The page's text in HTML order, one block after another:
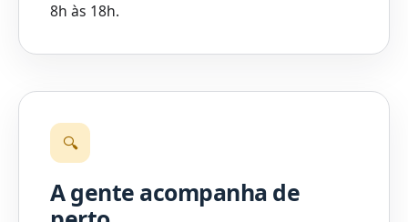
8h às 18h.
🔍
A gente acompanha de